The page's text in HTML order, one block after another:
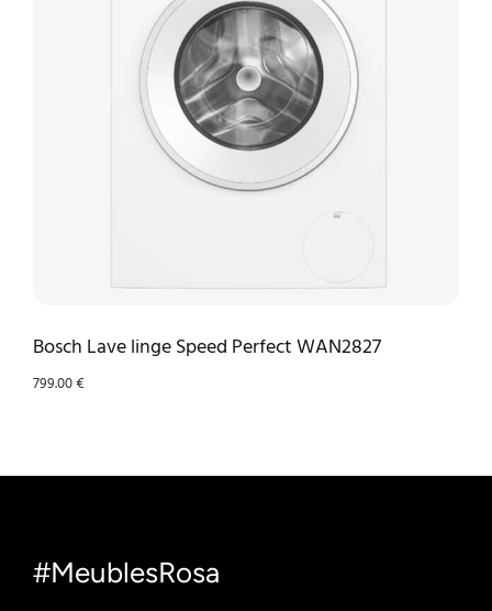
Bosch Lave linge Speed Perfect WAN2827
799.00€
#MeublesRosa